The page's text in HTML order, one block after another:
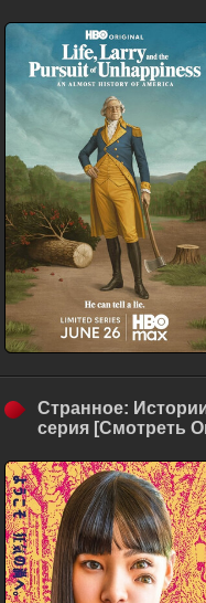
Странное:
серия [Смотреть